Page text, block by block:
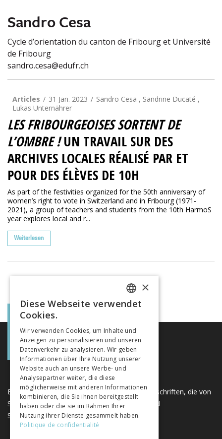
Sandro Cesa
Cycle d’orientation du canton de Fribourg et Université
de Fribourg
sandro.cesa@edufr.ch
Articles 31 Jan. 2023
Sandro Cesa , Sandrine Ducaté ,
Lukas Unternährer
LES FRIBOURGEOISES SORTENT DE
L’OMBRE !UN TRAVAIL SUR DES
ARCHIVES LOCALES RÉALISÉ PAR ET
POUR DES ÉLÈVES DE 10H
As part of the festivities organized for the 50th anniversary of
women’s right to vote in Switzerland and in Fribourg (1971-
2021), a group of teachers and students from the 10th HarmoS
year explores local and r...
Weiterlesen
Eine einzigartige Plattform für Bücher und Zeitschriften, die von
Schweizer Verlagen im Bereich der Geistes- und
Sozialwissenschaften herausgegeben werden.
FRENCH
ITALIAN
×
Diese Webseite verwendet
Cookies.
Wir verwenden Cookies, um Inhalte und
Anzeigen zu personalisieren und unseren
Datenverkehr zu analysieren. Wir geben
Informationen über Ihre Nutzung unserer
Website auch an unsere Werbe- und
Analysepartner weiter, die diese
möglicherweise mit anderen Informationen
kombinieren, die Sie ihnen bereitgestellt
haben oder die sie im Rahmen Ihrer
Nutzung ihrer Dienste gesammelt haben.
Politique de confidentialité